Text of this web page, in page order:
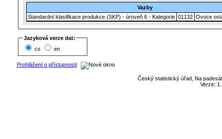
Vazby
Standardní klasifikace produkce (SKP) - úroveň 6 - Kategorie 01132 Ovoce
Jazyková verze dat:
cs
en
Prohlášení o přístupnosti
Český statistický úřad, Na
Verze: